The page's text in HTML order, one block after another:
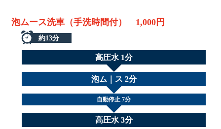
泡ムース洗車（手洗時間付） 1,000円
約13分
高圧水 1分
泡ム｜ス 2分
自動停止 7分
高圧水 3分